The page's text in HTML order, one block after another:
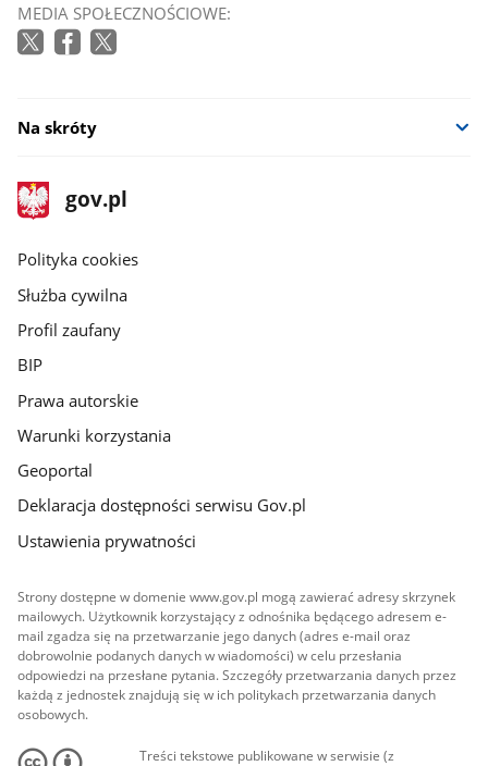
MEDIA SPOŁECZNOŚCIOWE:
Na skróty
stopka
gov.pl
Strona
gov.pl
gov.pl
Polityka cookies
Służba cywilna
Profil zaufany
BIP
Prawa autorskie
Warunki korzystania
Geoportal
Deklaracja dostępności serwisu Gov.pl
Ustawienia prywatności
Strony dostępne w domenie www.gov.pl mogą zawierać adresy skrzynek
mailowych. Użytkownik korzystający z odnośnika będącego adresem e-
mail zgadza się na przetwarzanie jego danych (adres e-mail oraz
dobrowolnie podanych danych w wiadomości) w celu przesłania
odpowiedzi na przesłane pytania. Szczegóły przetwarzania danych przez
każdą z jednostek znajdują się w ich politykach przetwarzania danych
osobowych.
Treści tekstowe publikowane w serwisie (z